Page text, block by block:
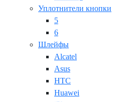
Уплотнители кнопки
5
6
Шлейфы
Alcatel
Asus
HTC
Huawei